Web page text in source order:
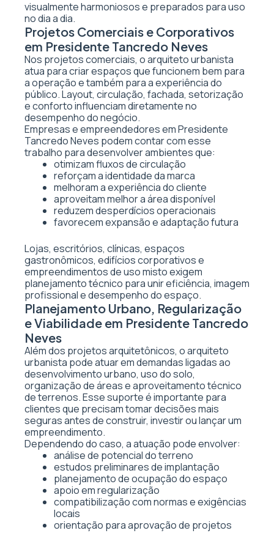
visualmente harmoniosos e preparados para uso
no dia a dia.
Projetos Comerciais e Corporativos
em Presidente Tancredo Neves
Nos projetos comerciais, o arquiteto urbanista
atua para criar espaços que funcionem bem para
a operação e também para a experiência do
público. Layout, circulação, fachada, setorização
e conforto influenciam diretamente no
desempenho do negócio.
Empresas e empreendedores em Presidente
Tancredo Neves podem contar com esse
trabalho para desenvolver ambientes que:
otimizam fluxos de circulação
reforçam a identidade da marca
melhoram a experiência do cliente
aproveitam melhor a área disponível
reduzem desperdícios operacionais
favorecem expansão e adaptação futura
Lojas, escritórios, clínicas, espaços
gastronômicos, edifícios corporativos e
empreendimentos de uso misto exigem
planejamento técnico para unir eficiência, imagem
profissional e desempenho do espaço.
Planejamento Urbano, Regularização
e Viabilidade em Presidente Tancredo
Neves
Além dos projetos arquitetônicos, o arquiteto
urbanista pode atuar em demandas ligadas ao
desenvolvimento urbano, uso do solo,
organização de áreas e aproveitamento técnico
de terrenos. Esse suporte é importante para
clientes que precisam tomar decisões mais
seguras antes de construir, investir ou lançar um
empreendimento.
Dependendo do caso, a atuação pode envolver:
análise de potencial do terreno
estudos preliminares de implantação
planejamento de ocupação do espaço
apoio em regularização
compatibilização com normas e exigências
locais
orientação para aprovação de projetos